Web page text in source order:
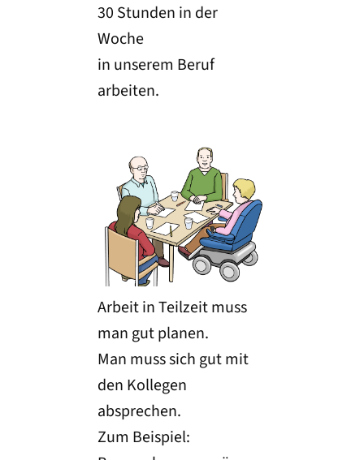
30 Stunden in der
Woche
in unserem Beruf
arbeiten.
Arbeit in Teilzeit muss
man gut planen.
Man muss sich gut mit
den Kollegen
absprechen.
Zum Beispiel: